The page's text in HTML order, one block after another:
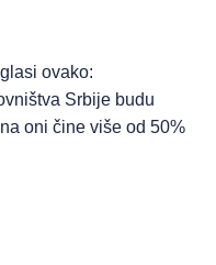
ovako:
Srbije budu
oni čine više od 50%